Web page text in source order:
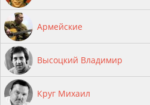
Армейские
Высоцкий Владимир
Круг Михаил